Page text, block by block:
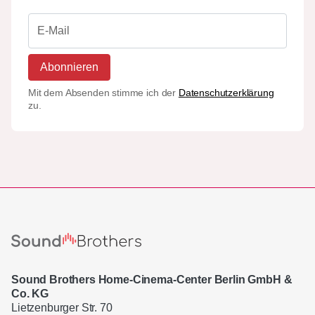
Abonnieren
Mit dem Absenden stimme ich der Datenschutzerklärung
zu.
Sound Brothers Home-Cinema-Center Berlin GmbH &
Co. KG
Lietzenburger Str. 70